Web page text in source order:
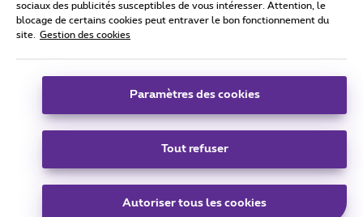
Tous droits réservés. © 2026 Proximus
Conditions générales, info consommateur
Coordonnées de l’entreprise
Boulevard du Roi Albert II 27 - B-1030 Bruxelles.
Carrier & Wholesale Solutions
|Telindus
sociaux des publicités susceptibles de vous intéresser. Attention, le
blocage de certains cookies peut entraver le bon fonctionnement du
site.
Gestion des cookies
Paramètres des cookies
Tout refuser
Autoriser tous les cookies